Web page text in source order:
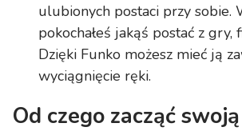
ulubionych postaci przy sobie.
pokochałeś jakąś postać z gry,
Dzięki Funko możesz mieć ją
wyciągnięcie ręki.
Od czego zacząć